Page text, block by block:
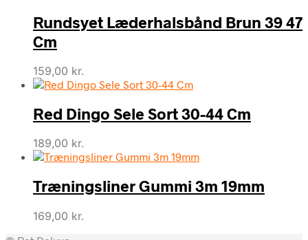
var:
115,00 kr..
er:
95,00 kr..
Rundsyet Læderhalsbånd Brun 39 47
Cm
159,00 kr.
Red Dingo Sele Sort 30-44 Cm
189,00 kr.
Træningsliner Gummi 3m 19mm
169,00 kr.